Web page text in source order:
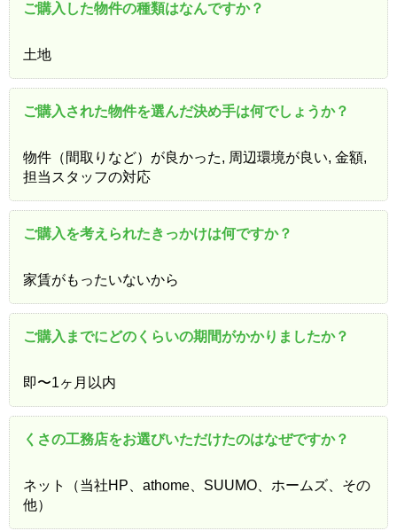
ご購入した物件の種類はなんですか？
土地
ご購入された物件を選んだ決め手は何でしょうか？
物件（間取りなど）が良かった, 周辺環境が良い, 金額,
担当スタッフの対応
ご購入を考えられたきっかけは何ですか？
家賃がもったいないから
ご購入までにどのくらいの期間がかかりましたか？
即〜1ヶ月以内
くさの工務店をお選びいただけたのはなぜですか？
ネット（当社HP、athome、SUUMO、ホームズ、その
他）